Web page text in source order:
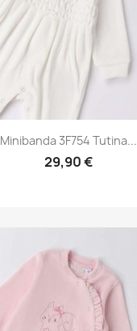
Minibanda 3F754 Tutina...
29,90 €